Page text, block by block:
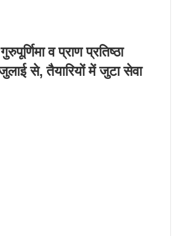
व प्राण प्रतिष्ठा
से, तैयारियों में जुटा सेवा